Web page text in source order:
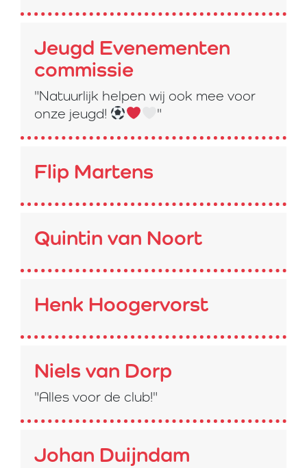
Jeugd Evenementen
commissie
"Natuurlijk helpen wij ook mee voor
onze jeugd!
"
Flip Martens
Quintin van Noort
Henk Hoogervorst
Niels van Dorp
"Alles voor de club!"
Johan Duijndam